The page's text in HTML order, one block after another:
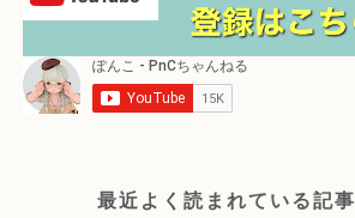
最近よく読まれている記事